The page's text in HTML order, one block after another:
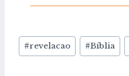
Post
Tags:
#revelacao #Bíblia